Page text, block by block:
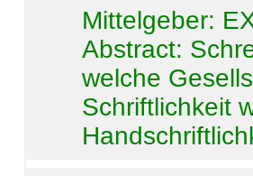
Mittelgeber:
Abstract:
welche
Schriftlichkeit